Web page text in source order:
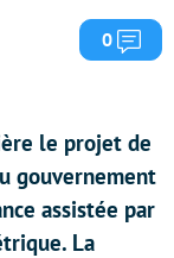
0
le projet de
gouvernement
assistée par
La